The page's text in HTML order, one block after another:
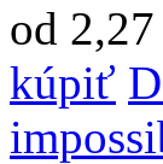
od
kúpiť